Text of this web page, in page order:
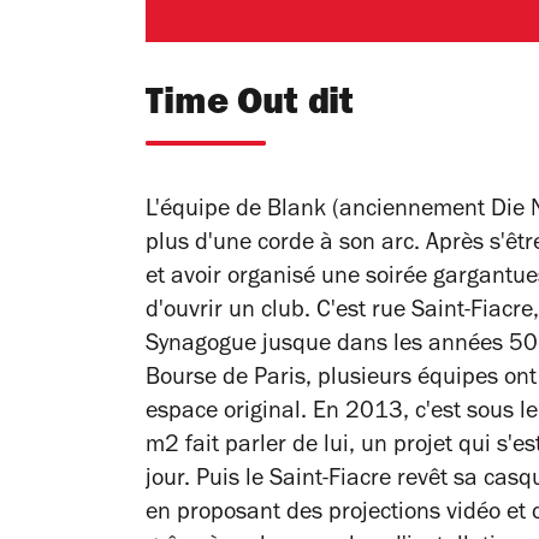
Time Out dit
L'équipe de Blank (anciennement Die
plus d'une corde à son arc. Après
et avoir organisé une soirée
d'ouvrir un club. C'est rue Saint-
Synagogue jusque dans les années
Bourse de Paris, plusieurs équipes
espace original. En 2013, c'est sous
m2 fait parler de lui, un projet qui
jour. Puis le Saint-Fiacre revêt sa
en proposant des projections vidéo